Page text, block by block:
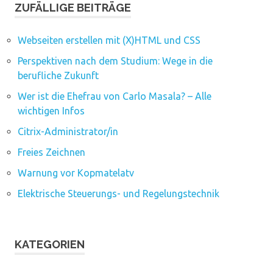
ZUFÄLLIGE BEITRÄGE
Webseiten erstellen mit (X)HTML und CSS
Perspektiven nach dem Studium: Wege in die
berufliche Zukunft
Wer ist die Ehefrau von Carlo Masala? – Alle
wichtigen Infos
Citrix-Administrator/in
Freies Zeichnen
Warnung vor Kopmatelatv
Elektrische Steuerungs- und Regelungstechnik
KATEGORIEN